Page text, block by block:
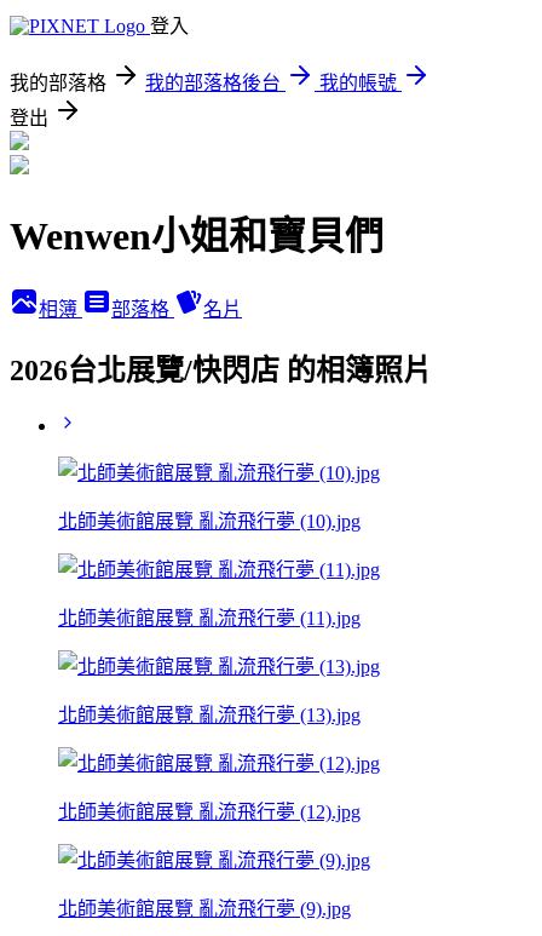
登入
我的部落格 我的部落格後台
我的帳號
登出
Wenwen小姐和寶貝們
相簿 部落格 名片
2026台北展覽/快閃店 的相簿照片
北師美術館展覽 亂流飛行夢 (10).jpg
北師美術館展覽 亂流飛行夢 (11).jpg
北師美術館展覽 亂流飛行夢 (13).jpg
北師美術館展覽 亂流飛行夢 (12).jpg
北師美術館展覽 亂流飛行夢 (9).jpg